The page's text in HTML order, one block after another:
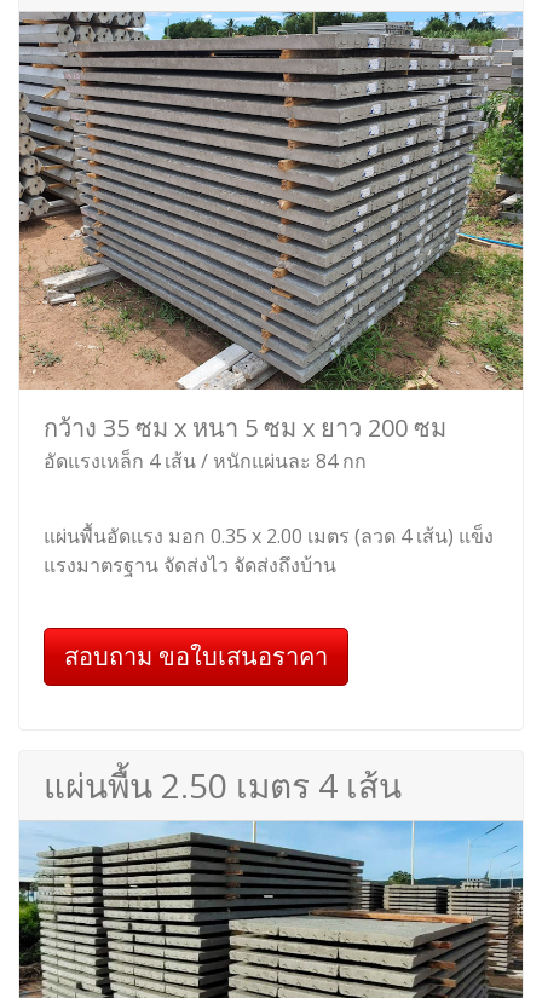
กว้าง 35 ซม x หนา 5 ซม x ยาว 200 ซม
อัดแรงเหล็ก 4 เส้น / หนักแผ่นละ 84 กก
แผ่นพื้นอัดแรง มอก 0.35 x 2.00 เมตร (ลวด 4 เส้น) แข็ง
แรงมาตรฐาน จัดส่งไว จัดส่งถึงบ้าน
สอบถาม ขอใบเสนอราคา
แผ่นพื้น 2.50 เมตร 4 เส้น